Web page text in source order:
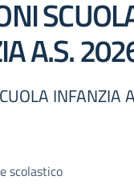
A.S.
scolastico